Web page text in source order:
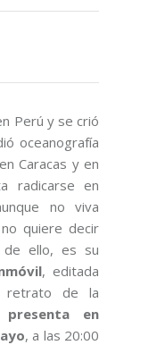
Perú y se crió
oceanografía
Caracas y en
radicarse en
no viva
quiere decir
de ello, es su
, editada
retrato de la
presenta en
, a las 20:00